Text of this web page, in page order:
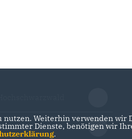
Baden-
Weiterhin verwenden
Dienste, benötigen wir
.